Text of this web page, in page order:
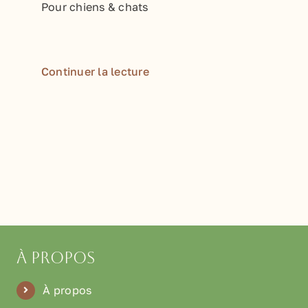
Pour chiens & chats
Continuer la lecture
À propos
À propos